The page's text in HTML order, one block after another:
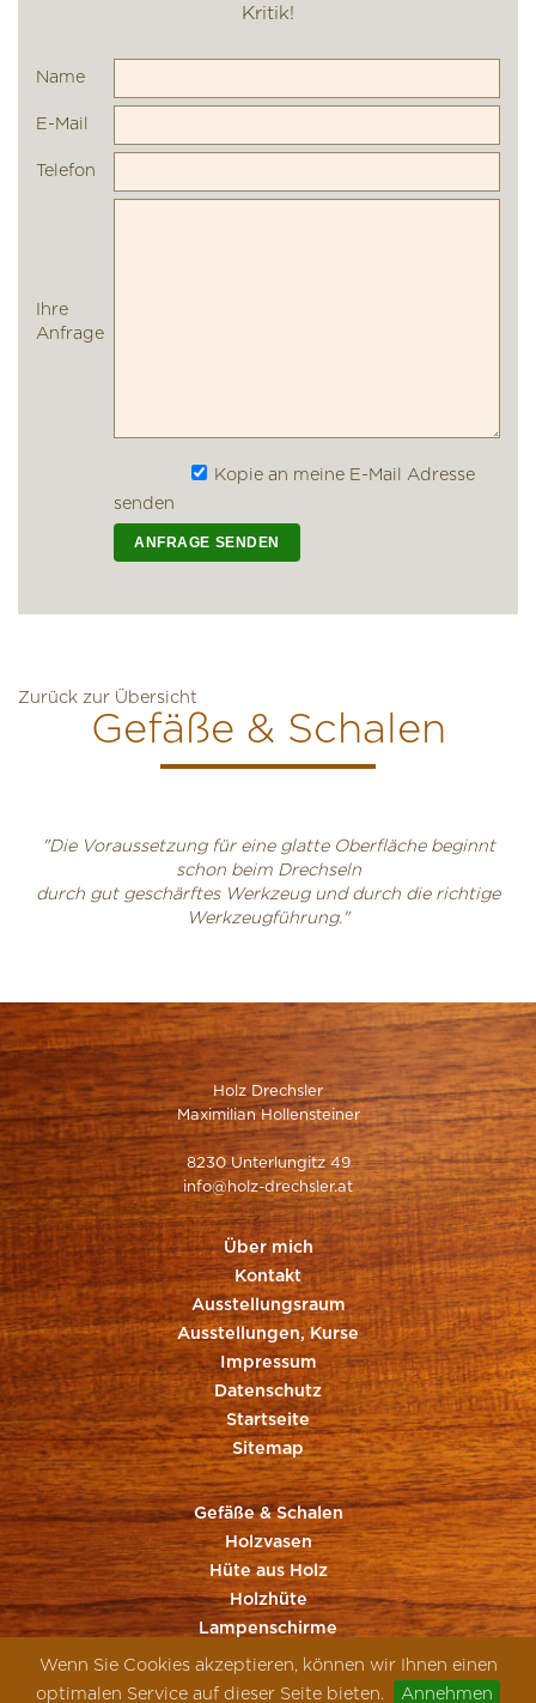
Wenn Sie Cookies akzeptieren, können wir Ihnen einen
optimalen Service auf dieser Seite bieten.
Annehmen
Name
E-Mail
Telefon
Ihre
Anfrage
Kopie an meine E-Mail Adresse
senden
Zurück zur Übersicht
Gefäße & Schalen
"Die Voraussetzung für eine glatte Oberfläche beginnt
schon beim Drechseln
durch gut geschärftes Werkzeug und durch die richtige
Werkzeugführung."
Holz Drechsler
Maximilian Hollensteiner
8230 Unterlungitz 49
info@holz-drechsler.at
Über mich
Kontakt
Ausstellungsraum
Ausstellungen, Kurse
Impressum
Datenschutz
Startseite
Sitemap
Gefäße & Schalen
Holzvasen
Hüte aus Holz
Holzhüte
Lampenschirme
Sonstiges aus Holz